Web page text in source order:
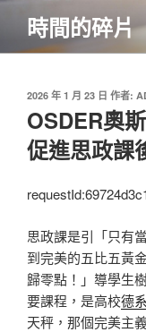
主
時間的碎片
發
佈
於
2026 年 1 月 23 日 作者:
OSDER奧
促進思政課
思政課是引「只有
到完美的五比五黃
歸零點！」導學生
要課程，是高校德
天秤，那個完美主